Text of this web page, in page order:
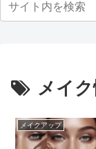
メイ
メイクアップ